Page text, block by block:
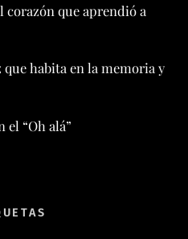
corazón que aprendió a
que habita en la memoria y
“Oh alá”